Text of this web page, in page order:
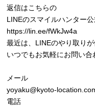
返信はこちらの
LINEのスマイルハンター
https://lin.ee/fWkJw4a
最近は、LINEのやり取り
いつでもお気軽にお問い合
メール
yoyaku@kyoto-
電話